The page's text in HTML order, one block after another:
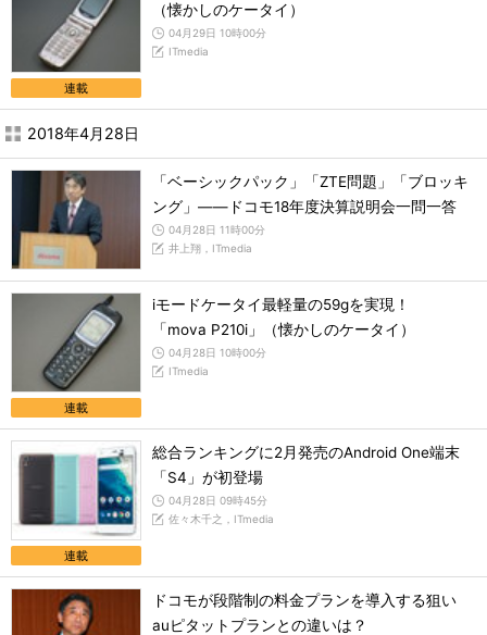
連載
（懐かしのケータイ）
04月29日 10時00分
ITmedia
2018年4月28日
「ベーシックパック」「ZTE問題」「ブロッキ
ング」――ドコモ18年度決算説明会一問一答
04月28日 11時00分
井上翔，ITmedia
連載
iモードケータイ最軽量の59gを実現！
「mova P210i」（懐かしのケータイ）
04月28日 10時00分
ITmedia
連載
総合ランキングに2月発売のAndroid One端末
「S4」が初登場
04月28日 09時45分
佐々木千之，ITmedia
ドコモが段階制の料金プランを導入する狙い
auピタットプランとの違いは？